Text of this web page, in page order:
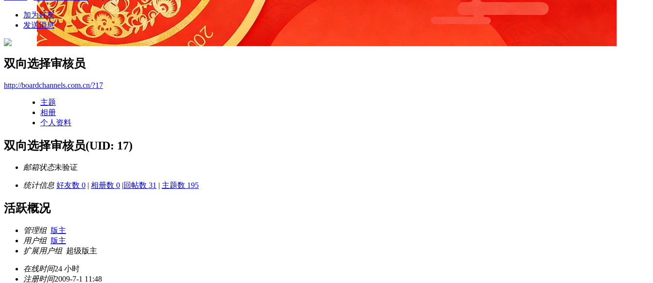
加为好友
发送消息
双向选择审核员
http://boardchannels.com.cn/?17
主题
相册
个人资料
双向选择审核员(UID: 17)
邮箱状态未验证
统计信息 好友数 0 | 相册数 0 |回帖数 31 | 主题数 195
活跃概况
管理组 版主
用户组 版主
扩展用户组 超级版主
在线时间24 小时
注册时间2009-7-1 11:48